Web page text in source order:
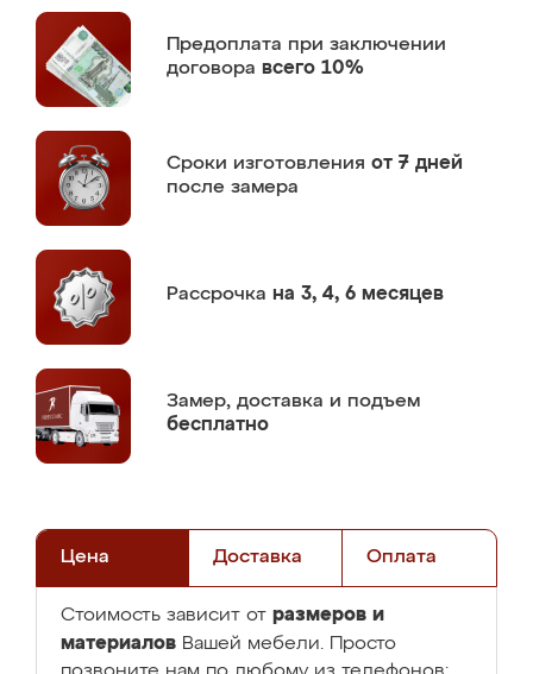
Предоплата при заключении
договора всего 10%
Сроки изготовления от 7 дней
после замера
Рассрочка на 3, 4, 6 месяцев
Замер, доставка и подъем
бесплатно
Цена Доставка Оплата
Стоимость зависит от размеров и
материалов Вашей мебели. Просто